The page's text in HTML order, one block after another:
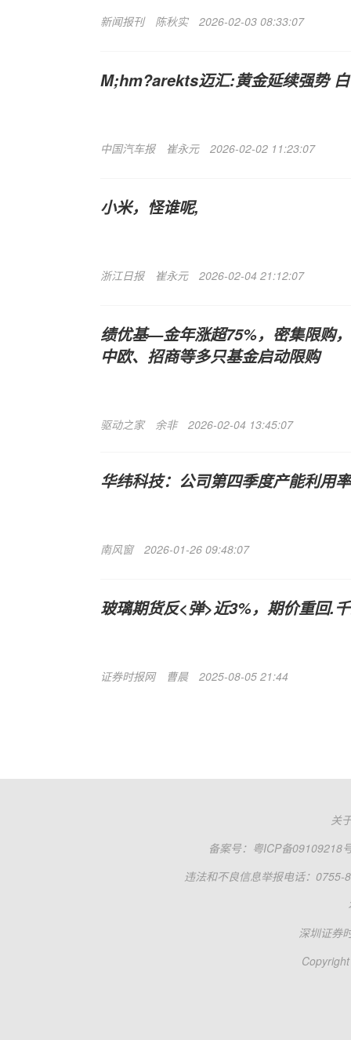
新闻报刊 陈秋实 2026-02-03 08:33:07
M;hm?arekts迈汇:黄金延续强势
中国汽车报 崔永元 2026-02-02 11:23:07
小米，怪谁呢,
浙江日报 崔永元 2026-02-04 21:12:07
绩优基—金年涨超75%，密集限购
中欧、招商等多只基金启动限购
驱动之家 余非 2026-02-04 13:45:07
华纬科技：公司第四季度产能利用
南风窗 2026-01-26 09:48:07
玻璃期货反<弹>近3%，期价重回.
证券时报网 曹晨 2025-08-05 21:44
关
备案号： 粤ICP备09109218
违法和不良信息举报电话：0755-
深圳证券